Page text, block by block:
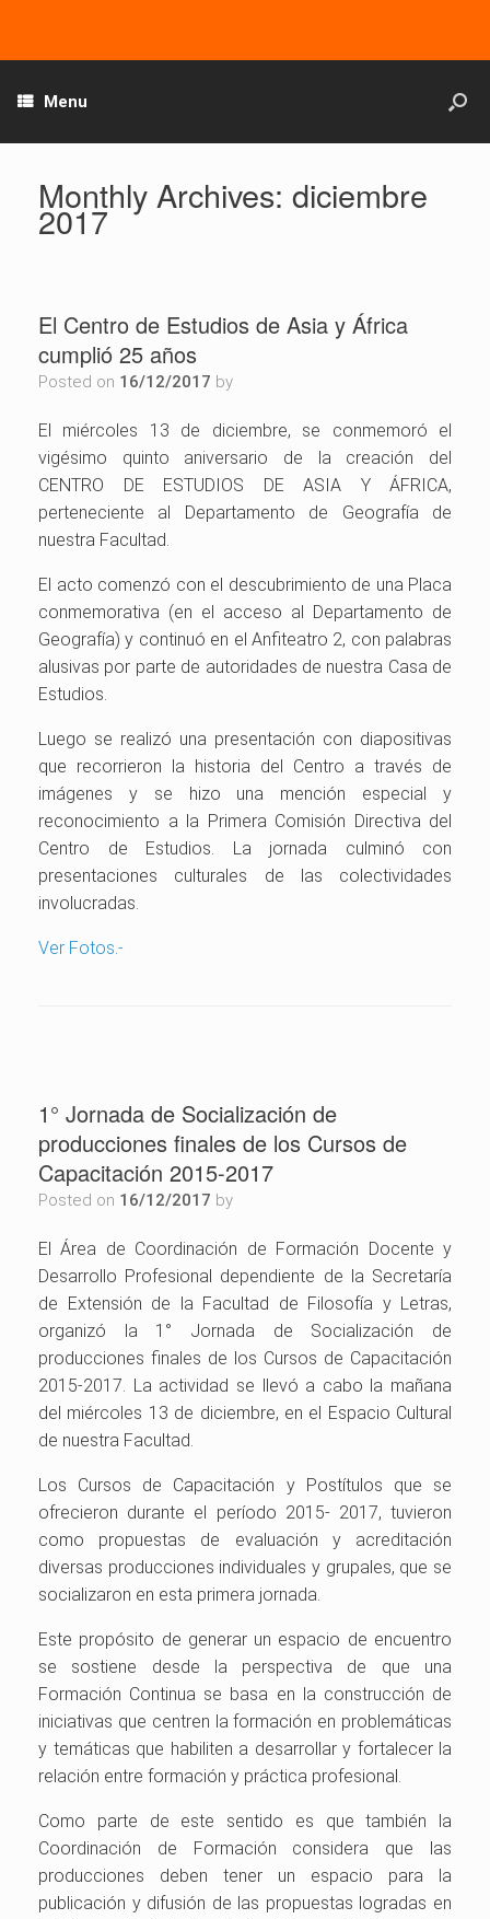
Menu
Monthly Archives: diciembre
2017
El Centro de Estudios de Asia y África
cumplió 25 años
Posted on 16/12/2017 by
El miércoles 13 de diciembre, se conmemoró el
vigésimo quinto aniversario de la creación del
CENTRO DE ESTUDIOS DE ASIA Y ÁFRICA,
perteneciente al Departamento de Geografía de
nuestra Facultad.
El acto comenzó con el descubrimiento de una Placa
conmemorativa (en el acceso al Departamento de
Geografía) y continuó en el Anfiteatro 2, con palabras
alusivas por parte de autoridades de nuestra Casa de
Estudios.
Luego se realizó una presentación con diapositivas
que recorrieron la historia del Centro a través de
imágenes y se hizo una mención especial y
reconocimiento a la Primera Comisión Directiva del
Centro de Estudios. La jornada culminó con
presentaciones culturales de las colectividades
involucradas.
Ver Fotos.-
1° Jornada de Socialización de
producciones finales de los Cursos de
Capacitación 2015-2017
Posted on 16/12/2017 by
El Área de Coordinación de Formación Docente y
Desarrollo Profesional dependiente de la Secretaría
de Extensión de la Facultad de Filosofía y Letras,
organizó la 1° Jornada de Socialización de
producciones finales de los Cursos de Capacitación
2015-2017. La actividad se llevó a cabo la mañana
del miércoles 13 de diciembre, en el Espacio Cultural
de nuestra Facultad.
Los Cursos de Capacitación y Postítulos que se
ofrecieron durante el período 2015- 2017, tuvieron
como propuestas de evaluación y acreditación
diversas producciones individuales y grupales, que se
socializaron en esta primera jornada.
Este propósito de generar un espacio de encuentro
se sostiene desde la perspectiva de que una
Formación Continua se basa en la construcción de
iniciativas que centren la formación en problemáticas
y temáticas que habiliten a desarrollar y fortalecer la
relación entre formación y práctica profesional.
Como parte de este sentido es que también la
Coordinación de Formación considera que las
producciones deben tener un espacio para la
publicación y difusión de las propuestas logradas en